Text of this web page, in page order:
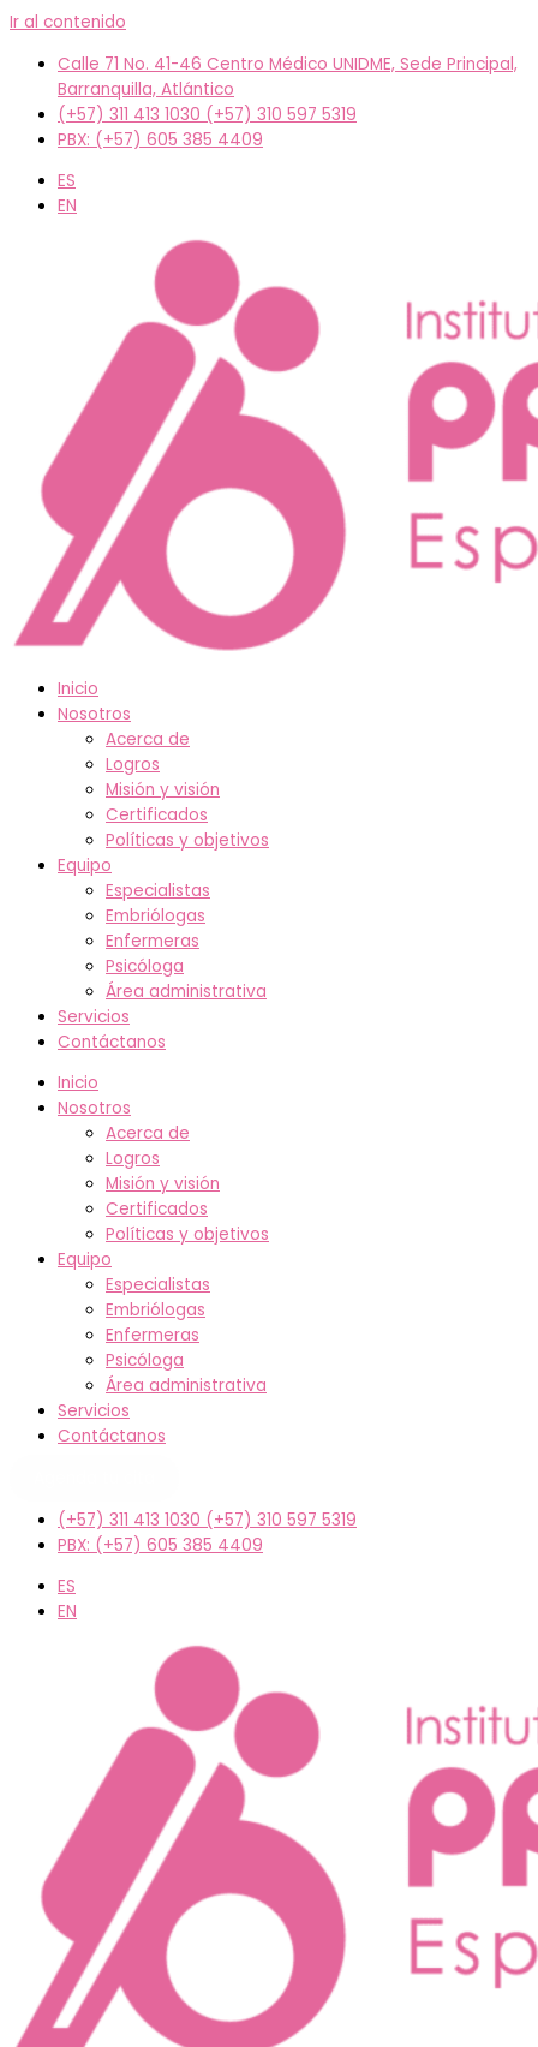
Ir al contenido
Calle 71 No. 41-46 Centro Médico UNIDME, Sede Principal,
Barranquilla, Atlántico
(+57) 311 413 1030 (+57) 310 597 5319
PBX: (+57) 605 385 4409
ES
EN
Inicio
Nosotros
Acerca de
Logros
Misión y visión
Certificados
Políticas y objetivos
Equipo
Especialistas
Embriólogas
Enfermeras
Psicóloga
Área administrativa
Servicios
Contáctanos
Inicio
Nosotros
Acerca de
Logros
Misión y visión
Certificados
Políticas y objetivos
Equipo
Especialistas
Embriólogas
Enfermeras
Psicóloga
Área administrativa
Servicios
Contáctanos
(+57) 311 413 1030 (+57) 310 597 5319
PBX: (+57) 605 385 4409
ES
EN